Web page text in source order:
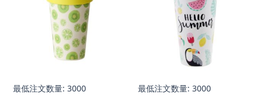
最低注文数量: 3000
最低注文数量: 3000